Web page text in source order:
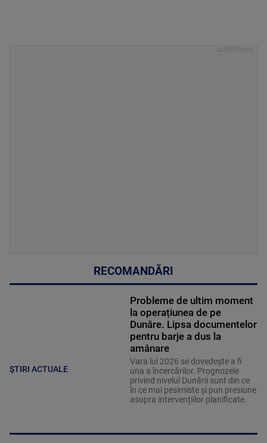
RECOMANDĂRI
ȘTIRI ACTUALE
Probleme de ultim moment
la operațiunea de pe
Dunăre. Lipsa documentelor
pentru barje a dus la
amânare
Vara lui 2026 se dovedește a fi
una a încercărilor. Prognozele
privind nivelul Dunării sunt din ce
în ce mai pesimiste și pun presiune
asupra intervențiilor planificate.